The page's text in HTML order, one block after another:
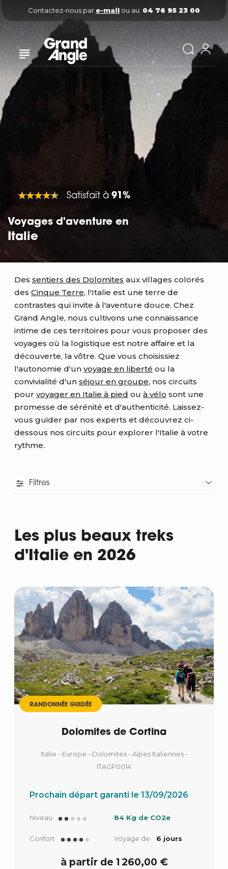
Contactez-nous par e-mail ou au: 04 76 95 23 00
Satisfait à 91%
Voyages d'aventure en
Italie
Des sentiers des Dolomites aux villages colorés
des Cinque Terre, l'Italie est une terre de
contrastes qui invite à l'aventure douce. Chez
Grand Angle, nous cultivons une connaissance
intime de ces territoires pour vous proposer des
voyages où la logistique est notre affaire et la
découverte, la vôtre. Que vous choisissiez
l'autonomie d'un voyage en liberté ou la
convivialité d'un séjour en groupe, nos circuits
pour voyager en Italie à pied ou à vélo sont une
promesse de sérénité et d'authenticité. Laissez-
vous guider par nos experts et découvrez ci-
dessous nos circuits pour explorer l'Italie à votre
rythme.
Filtres
Départ
Les plus beaux treks
d'Italie en 2026
RANDONNÉE GUIDÉE
Dolomites de Cortina
Italie - Europe - Dolomites - Alpes Italiennes -
ITAGP0014
Prochain départ garanti le 13/09/2026
Niveau 84 Kg de CO2e
Confort Voyage de 6 jours
à partir de 1 260,00 €